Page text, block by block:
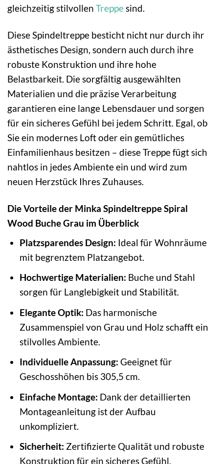
gleichzeitig stilvollen Treppesind.
Diese Spindeltreppe besticht nicht nur durch ihr
ästhetisches Design, sondern auch durch ihre
robuste Konstruktion und ihre hohe
Belastbarkeit. Die sorgfältig ausgewählten
Materialien und die präzise Verarbeitung
garantieren eine lange Lebensdauer und sorgen
für ein sicheres Gefühl bei jedem Schritt. Egal, ob
Sie ein modernes Loft oder ein gemütliches
Einfamilienhaus besitzen – diese Treppe fügt sich
nahtlos in jedes Ambiente ein und wird zum
neuen Herzstück Ihres Zuhauses.
Die Vorteile der Minka Spindeltreppe Spiral
Wood Buche Grau im Überblick
Platzsparendes Design: Ideal für Wohnräume
mit begrenztem Platzangebot.
Hochwertige Materialien: Buche und Stahl
sorgen für Langlebigkeit und Stabilität.
Elegante Optik: Das harmonische
Zusammenspiel von Grau und Holz schafft ein
stilvolles Ambiente.
Individuelle Anpassung: Geeignet für
Geschosshöhen bis 305,5 cm.
Einfache Montage: Dank der detaillierten
Montageanleitung ist der Aufbau
unkompliziert.
Sicherheit: Zertifizierte Qualität und robuste
Konstruktion für ein sicheres Gefühl.